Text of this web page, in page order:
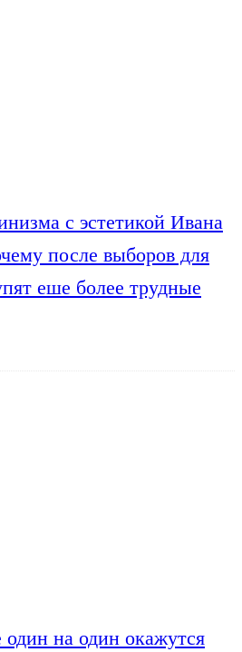
с эстетикой Ивана
после выборов для
еше более трудные
один на один окажутся